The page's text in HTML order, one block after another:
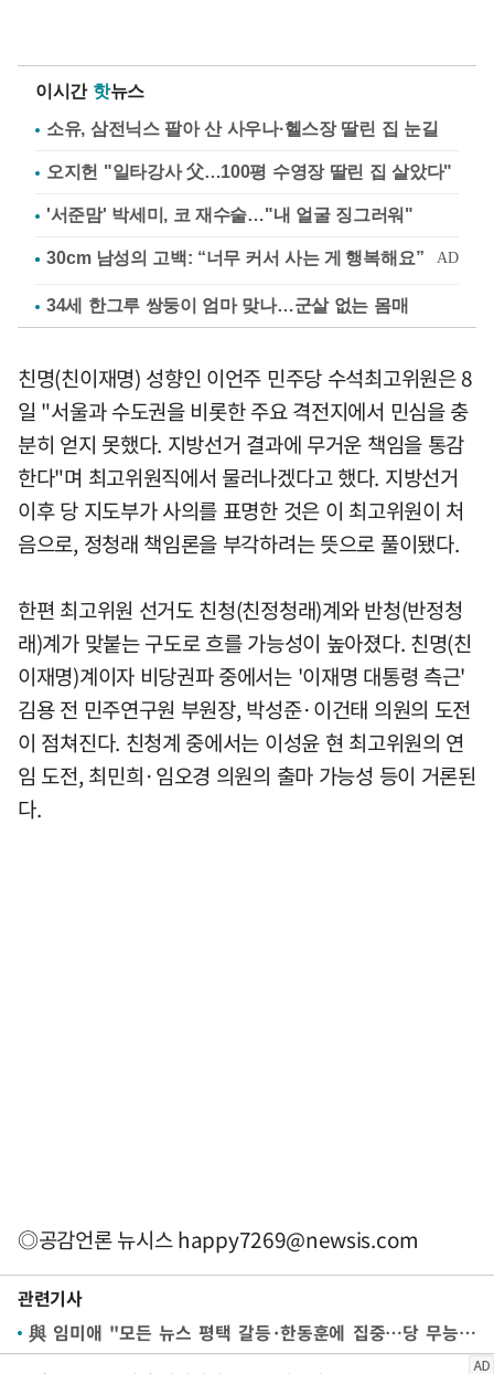
이시간 핫뉴스
소유, 삼전닉스 팔아 산 사우나·헬스장 딸린 집 눈길
오지헌 "일타강사 父…100평 수영장 딸린 집 살았다"
'서준맘' 박세미, 코 재수술…"내 얼굴 징그러워"
34세 한그루 쌍둥이 엄마 맞나…군살 없는 몸매
친명(친이재명) 성향인 이언주 민주당 수석최고위원은 8
일 "서울과 수도권을 비롯한 주요 격전지에서 민심을 충
분히 얻지 못했다. 지방선거 결과에 무거운 책임을 통감
한다"며 최고위원직에서 물러나겠다고 했다. 지방선거
이후 당 지도부가 사의를 표명한 것은 이 최고위원이 처
음으로, 정청래 책임론을 부각하려는 뜻으로 풀이됐다.
한편 최고위원 선거도 친청(친정청래)계와 반청(반정청
래)계가 맞붙는 구도로 흐를 가능성이 높아졌다. 친명(친
이재명)계이자 비당권파 중에서는 '이재명 대통령 측근'
김용 전 민주연구원 부원장, 박성준·이건태 의원의 도전
이 점쳐진다. 친청계 중에서는 이성윤 현 최고위원의 연
임 도전, 최민희·임오경 의원의 출마 가능성 등이 거론된
다.
◎공감언론 뉴시스happy7269@newsis.com
관련기사
與 임미애 "모든 뉴스 평택 갈등·한동훈에 집중…당 무능했다"